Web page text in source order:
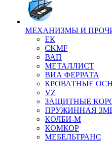
МЕХАНИЗМЫ И
ЕК
CKMF
ВАП
МЕТАЛЛИСТ
ВИА ФЕРРАТА
КРОВАТНЫЕ
VZ
ЗАЩИТНЫЕ
ПРУЖИННАЯ
КОЛБИ-М
КОМКОР
МЕБЕЛЬТРАНС